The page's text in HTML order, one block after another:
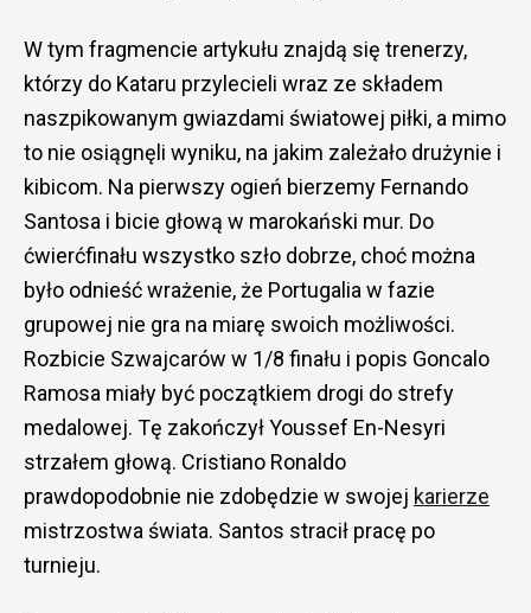
W tym fragmencie artykułu znajdą się trenerzy,
którzy do Kataru przylecieli wraz ze składem
naszpikowanym gwiazdami światowej piłki, a mimo
to nie osiągnęli wyniku, na jakim zależało drużynie i
kibicom. Na pierwszy ogień bierzemy Fernando
Santosa i bicie głową w marokański mur. Do
ćwierćfinału wszystko szło dobrze, choć można
było odnieść wrażenie, że Portugalia w fazie
grupowej nie gra na miarę swoich możliwości.
Rozbicie Szwajcarów w 1/8 finału i popis Goncalo
Ramosa miały być początkiem drogi do strefy
medalowej. Tę zakończył Youssef En-Nesyri
strzałem głową. Cristiano Ronaldo
prawdopodobnie nie zdobędzie w swojej karierze
mistrzostwa świata. Santos stracił pracę po
turnieju.